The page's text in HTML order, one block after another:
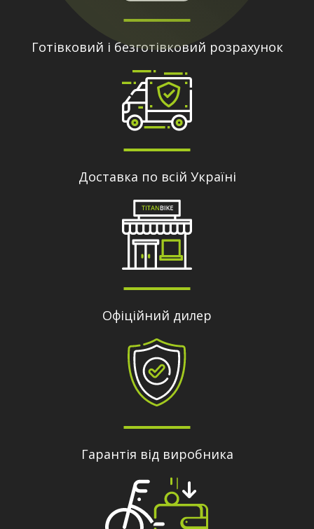
Готівковий і безготівковий розрахунок
Доставка по всій Україні
Офіційний дилер
Гарантія від виробника